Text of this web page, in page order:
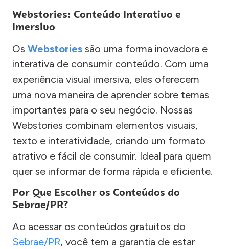
Webstories: Conteúdo Interativo e
Imersivo
Os Webstories são uma forma inovadora e
interativa de consumir conteúdo. Com uma
experiência visual imersiva, eles oferecem
uma nova maneira de aprender sobre temas
importantes para o seu negócio. Nossas
Webstories combinam elementos visuais,
texto e interatividade, criando um formato
atrativo e fácil de consumir. Ideal para quem
quer se informar de forma rápida e eficiente.
Por Que Escolher os Conteúdos do
Sebrae/PR?
Ao acessar os conteúdos gratuitos do
Sebrae/PR, você tem a garantia de estar